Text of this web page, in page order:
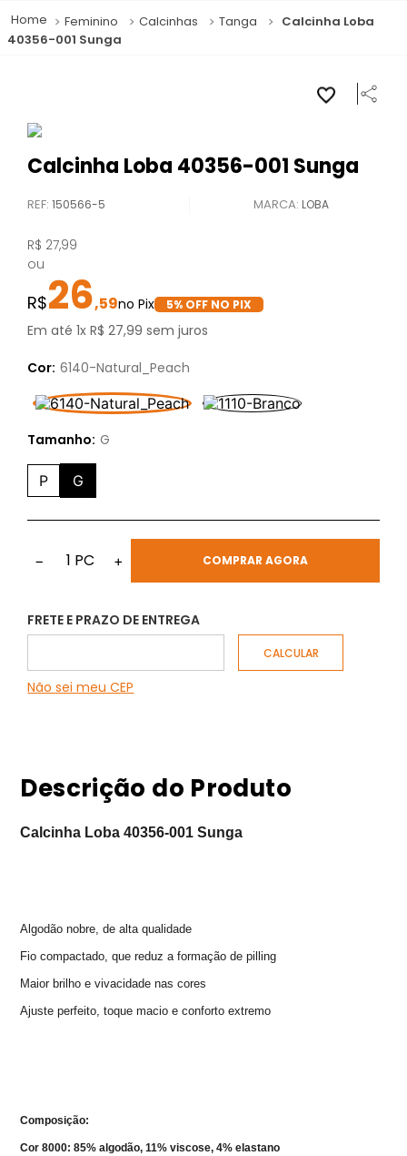
Feminino Calcinhas Tanga
Calcinha Loba
40356-001 Sunga
Calcinha Loba 40356-001 Sunga
REF:150566-5 LOBA
R$ 27,99
ou
26,59 5% OFF NO PIX
Em até1xR$ 27,99 sem juros
Cor: 6140-Natural_Peach
Tamanho: G
P G
− 1 PC + COMPRAR AGORA
FRETE E PRAZO DE ENTREGA
Não sei meu CEP
Descrição do Produto
Calcinha Loba 40356-001 Sunga
Algodão nobre, de alta qualidade
Fio compactado, que reduz a formação de pilling
Maior brilho e vivacidade nas cores
Ajuste perfeito, toque macio e conforto extremo
Composição:
Cor 8000: 85% algodão, 11% viscose, 4% elastano